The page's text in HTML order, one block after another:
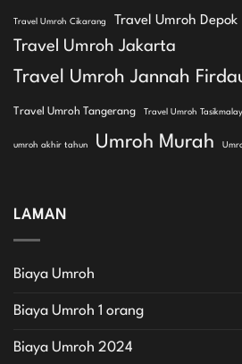
Travel Umroh Cikarang Travel Umroh Depok
Travel Umroh Jakarta
Travel Umroh Jannah
Travel Umroh Tangerang Travel Umroh
umroh akhir tahun Umroh Murah
LAMAN
Biaya Umroh
Biaya Umroh 1 orang
Biaya Umroh 2024